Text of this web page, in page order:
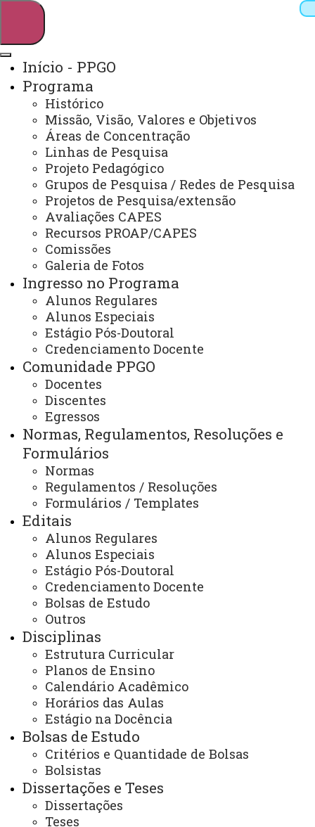
Webmail Sistemas
Arquivo Virtual
Campus
Início - PPGO
Programa
Histórico
Missão, Visão, Valores e Objetivos
Áreas de Concentração
Linhas de Pesquisa
Projeto Pedagógico
Grupos de Pesquisa / Redes de Pesquisa
Projetos de Pesquisa/extensão
Avaliações CAPES
Recursos PROAP/CAPES
Comissões
Galeria de Fotos
Ingresso no Programa
Alunos Regulares
Alunos Especiais
Estágio Pós-Doutoral
Credenciamento Docente
Comunidade PPGO
Docentes
Discentes
Egressos
Normas, Regulamentos, Resoluções e
Formulários
Normas
Regulamentos / Resoluções
Formulários / Templates
Editais
Alunos Regulares
Alunos Especiais
Estágio Pós-Doutoral
Credenciamento Docente
Bolsas de Estudo
Outros
Disciplinas
Estrutura Curricular
Planos de Ensino
Calendário Acadêmico
Horários das Aulas
Estágio na Docência
Bolsas de Estudo
Critérios e Quantidade de Bolsas
Bolsistas
Dissertações e Teses
Dissertações
Teses
Mestrado em Odontologia
Livros
ATUALIZAÇÃO MAIS RECENTE: 24 DE OUTUBRO DE
2024
ACESSOS: 620
(45) 3220-3159
Horários de Atendimento:
Segunda à sexta
13:00 às 17:00
E-mails:
cascavel.mestradoodonto@unioeste.br
ppgounioeste@gmail.com
Você está aqui:
PPGO - Pós Graduação em Odontologia - Cascavel
Publicações
Livros
ACESSE
Acesso Restrito (Editores do Portal)
Arquivo Virtual
Bibliotecas